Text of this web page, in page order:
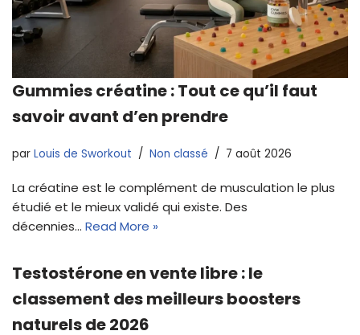
Gummies créatine : Tout ce qu’il faut
savoir avant d’en prendre
par Louis de Sworkout Non classé 7 août 2026
La créatine est le complément de musculation le plus
étudié et le mieux validé qui existe. Des
décennies… Read More »
Testostérone en vente libre : le
classement des meilleurs boosters
naturels de 2026